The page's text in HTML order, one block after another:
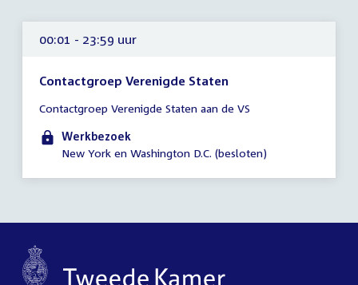
00:01 - 23:59 uur
Contactgroep Verenigde Staten
vergadering
00:01
-
uur
Contactgroep Verenigde Staten aan de VS
Werkbezoek
New York en Washington D.C. (besloten)